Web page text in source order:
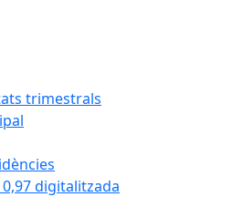
trimestrals
digitalitzada